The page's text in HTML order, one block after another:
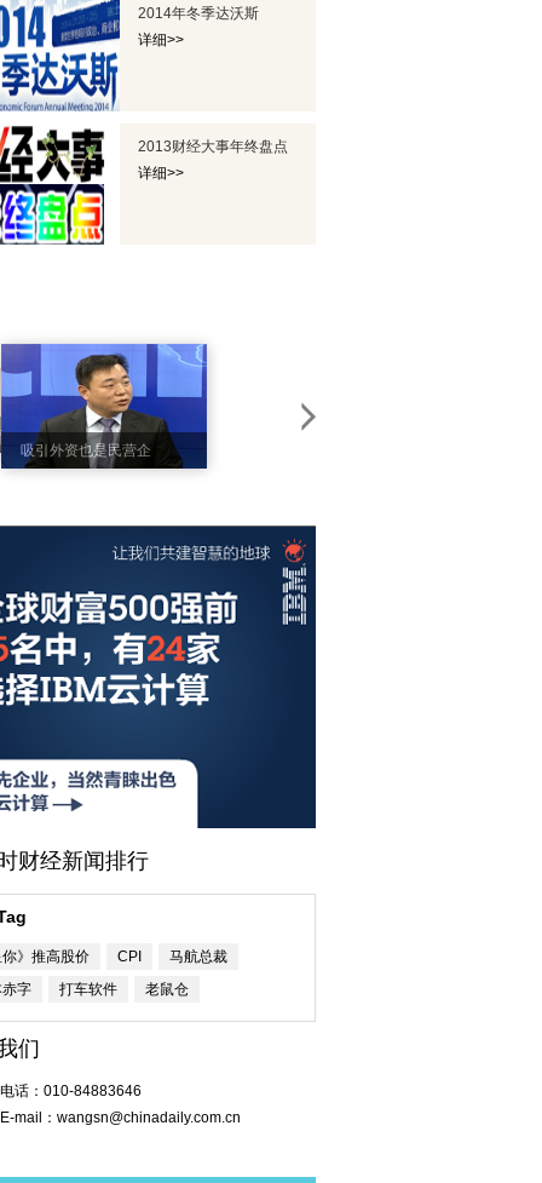
2014年冬季达沃斯
详细>>
2013财经大事年终盘点
详细>>
访英菲尼迪中国区
理戴雷
吸引外资也是民营企
财经新闻排行
》推高股价 CPI
马航总裁
字
打车软件 老鼠仓
们
电话： 010-84883646
E-mail： wangsn@chinadaily.com.cn